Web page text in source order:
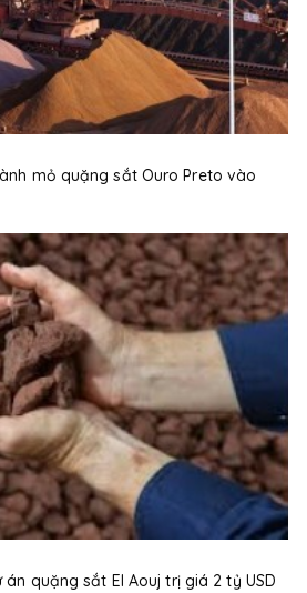
mỏ quặng sắt Ouro Preto vào
quặng sắt El Aouj trị giá 2 tỷ USD